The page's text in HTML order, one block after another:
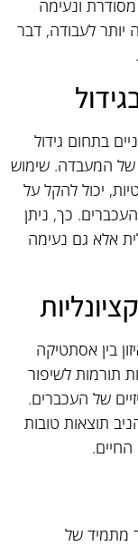
ונעימה
יותר לעבודה, דבר
בתחום גידול
המעבדה. שימוש
יכול להקל על
כך, ניתן
אלא גם נעימה
בין אסתטיקה
תורמות לשיפור
של העכברים.
תוצאות טובות
מתמיד של